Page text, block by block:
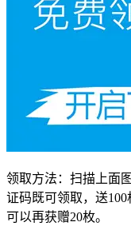
领取方法：扫描上面
证码既可领取，送
可以再获赠20枚。